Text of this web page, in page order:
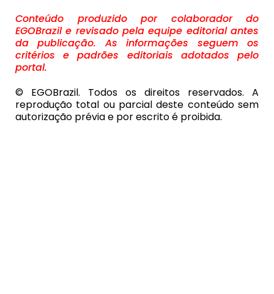
Conteúdo produzido por colaborador do
EGOBrazil e revisado pela equipe editorial antes
da publicação. As informações seguem os
critérios e padrões editoriais adotados pelo
portal.
© EGOBrazil. Todos os direitos reservados. A
reprodução total ou parcial deste conteúdo sem
autorização prévia e por escrito é proibida.